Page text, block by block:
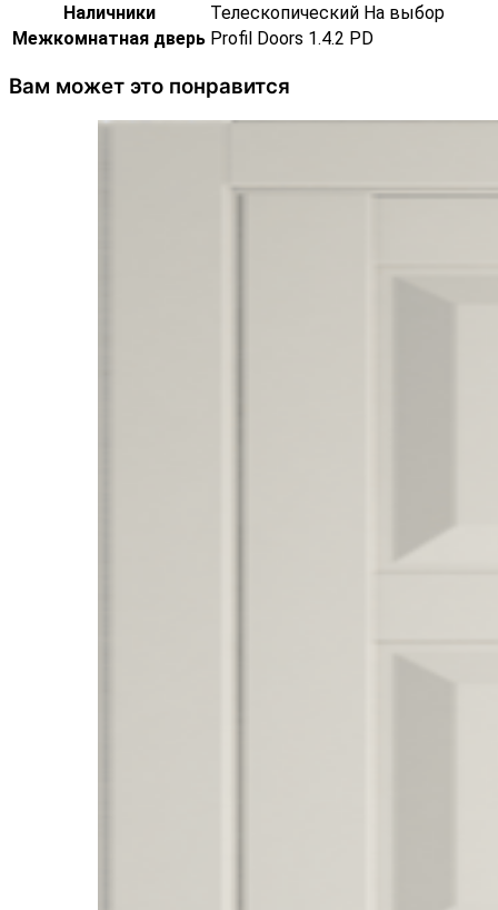
Наличники
Телескопический На выбор
Межкомнатная дверь Profil Doors 1.4.2 PD
Вам может это понравится